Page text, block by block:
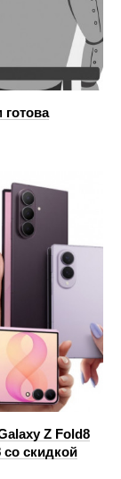
готова
Z Fold8
со скидкой